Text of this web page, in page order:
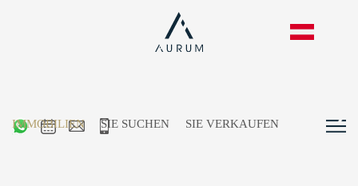
IMMOBILIEN SIE SUCHEN SIE VERKAUFEN